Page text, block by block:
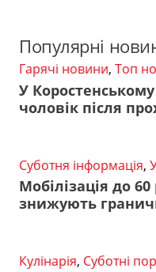
Популярні
Гарячі новини, Топ
У
чоловік після
Суботня інформація,
Мобілізація до
знижують
Кулінарія, Суботні